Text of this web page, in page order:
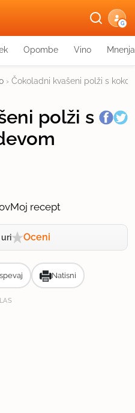
G
Opombe Vino Mnenja
› Čokoladni kvašeni polži s
polži s
Moj recept
Oceni
Natisni